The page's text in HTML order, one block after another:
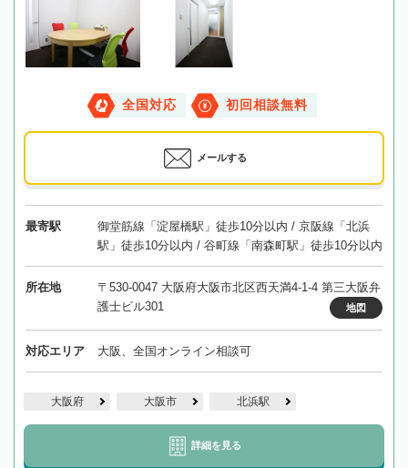
全国対応 初回相談無料
メールする
最寄駅
御堂筋線「淀屋橋駅」徒歩10分以内 / 京阪線「北浜
駅」徒歩10分以内 / 谷町線「南森町駅」徒歩10分以内
所在地
〒530-0047 大阪府大阪市北区西天満4-1-4 第三大阪弁
護士ビル301
地図
対応エリア 大阪、全国オンライン相談可
大阪府 大阪市 北浜駅
詳細を見る